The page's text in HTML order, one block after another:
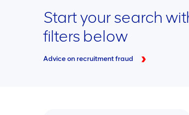
Start your search
filters below
Advice on recruitment fraud